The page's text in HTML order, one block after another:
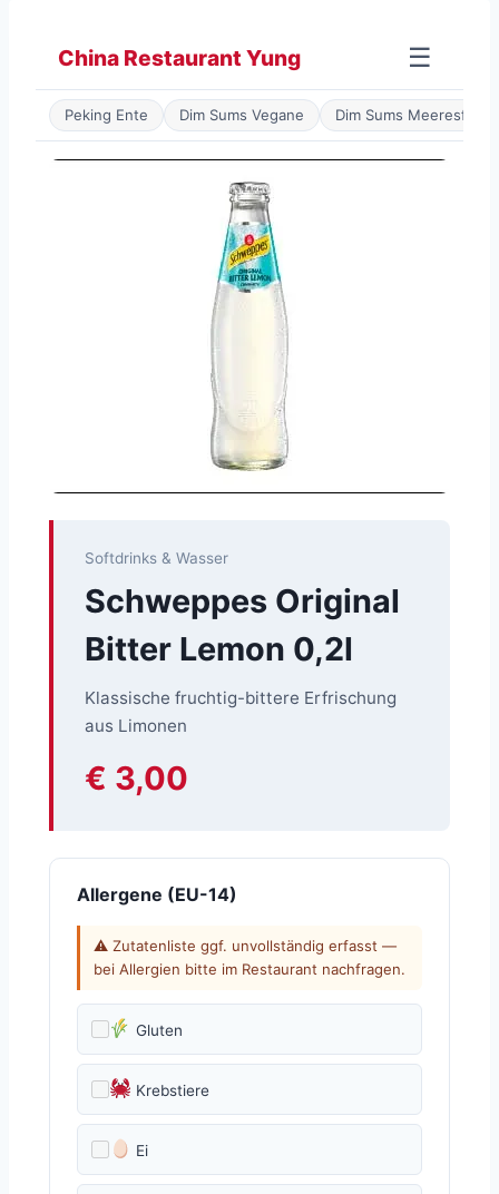
springen
China Restaurant Yung ☰
Peking Ente Dim Sums Vegane Dim Sums
Softdrinks & Wasser
Schweppes Original
Bitter Lemon 0,2l
Klassische fruchtig-bittere Erfrischung
aus Limonen
€ 3,00
Allergene (EU-14)
⚠ Zutatenliste ggf. unvollständig erfasst —
bei Allergien bitte im Restaurant nachfragen.
Gluten
Krebstiere
Ei